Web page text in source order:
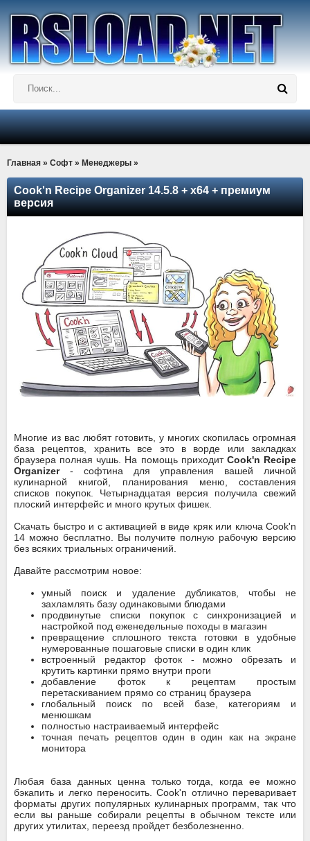
Главная » Софт » Менеджеры »
Cook'n Recipe Organizer 14.5.8 + x64 + премиум
версия
Многие из вас любят готовить, у многих скопилась огромная
база рецептов, хранить все это в ворде или закладках
браузера полная чушь. На помощь приходит Cook'n Recipe
Organizer- софтина для управления вашей личной
кулинарной книгой, планирования меню, составления
списков покупок. Четырнадцатая версия получила свежий
плоский интерфейс и много крутых фишек.
Скачать быстро и с активацией в виде кряк или ключа Cook'n
14 можно бесплатно. Вы получите полную рабочую версию
без всяких триальных ограничений.
Давайте рассмотрим новое:
умный поиск и удаление дубликатов, чтобы не
захламлять базу одинаковыми блюдами
продвинутые списки покупок с синхронизацией и
настройкой под еженедельные походы в магазин
превращение сплошного текста готовки в удобные
нумерованные пошаговые списки в один клик
встроенный редактор фоток - можно обрезать и
крутить картинки прямо внутри проги
добавление фоток к рецептам простым
перетаскиванием прямо со страниц браузера
глобальный поиск по всей базе, категориям и
менюшкам
полностью настраиваемый интерфейс
точная печать рецептов один в один как на экране
монитора
Любая база данных ценна только тогда, когда ее можно
бэкапить и легко переносить. Cook'n отлично переваривает
форматы других популярных кулинарных программ, так что
если вы раньше собирали рецепты в обычном тексте или
других утилитах, переезд пройдет безболезненно.